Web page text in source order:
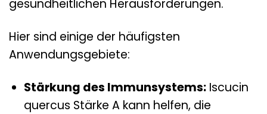
gesundheitlichen Herausforderungen.
Hier sind einige der häufigsten
Anwendungsgebiete:
Stärkung des Immunsystems:Iscucin
quercus Stärke A kann helfen, die